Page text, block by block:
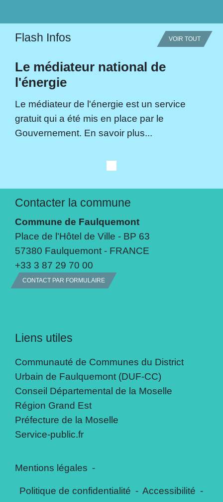
Flash Infos VOIR TOUT
Le médiateur national de
l'énergie
Le médiateur de l'énergie est un service
gratuit qui a été mis en place par le
Gouvernement. En savoir plus...
Contacter la commune
Commune de Faulquemont
Place de l'Hôtel de Ville - BP 63
57380 Faulquemont - FRANCE
+33 3 87 29 70 00
CONTACT PAR FORMULAIRE
Liens utiles
Communauté de Communes du District
Urbain de Faulquemont (DUF-CC)
Conseil Départemental de la Moselle
Région Grand Est
Préfecture de la Moselle
Service-public.fr
Mentions légales -
Politique de confidentialité - Accessibilité -